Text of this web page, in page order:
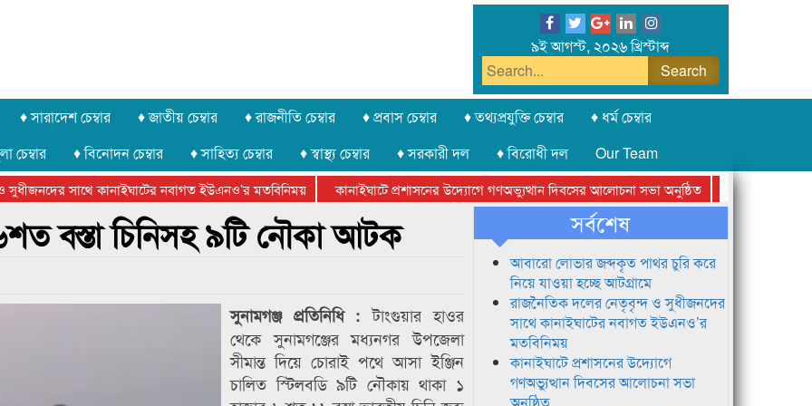
৯ই আগস্ট, ২০২৬ খ্রিস্টাব্দ
♦ সারাদেশ চেম্বার ♦ জাতীয় চেম্বার ♦ রাজনীতি চেম্বার ♦ প্রবাস চেম্বার ♦ তথ্যপ্রযুক্তি চেম্বার
♦ ধর্ম চেম্বার
চেম্বার ♦ বিনোদন চেম্বার ♦ সাহিত্য চেম্বার ♦ স্বাস্থ্য চেম্বার ♦ সরকারী দল ♦ বিরোধী দল
Our Team
সাথে কানাইঘাটের নবাগত ইউএনও’র মতবিনিময় কানাইঘাটে প্রশাসনের উদ্যোগে গণঅভ্যুত্থান দিবসের আলোচনা সভা অনুষ্ঠিত
সিলেট অনলাইন
ফেডারেশানের বিভাগীয় অভিনয় কর্মশালা সম্পন্ন
বস্তা চিনিসহ ৯টি নৌকা আটক
সুনামগঞ্জ প্রতিনিধি : টাংগুয়ার হাওর
থেকে সুনামগঞ্জের মধ্যনগর উপজেলা
সীমান্ত দিয়ে চোরাই পথে আসা ইঞ্জিন
চালিত স্টিলবডি ৯টি নৌকায় থাকা ১
সর্বশেষ
আবারো লোভার জব্দকৃত পাথর চুরি করে
নিয়ে যাওয়া হচ্ছে আটগ্রামে
রাজনৈতিক দলের নেতৃবৃন্দ ও সুধীজনদের
সাথে কানাইঘাটের নবাগত ইউএনও’র
মতবিনিময়
কানাইঘাটে প্রশাসনের উদ্যোগে
গণঅভ্যুত্থান দিবসের আলোচনা সভা